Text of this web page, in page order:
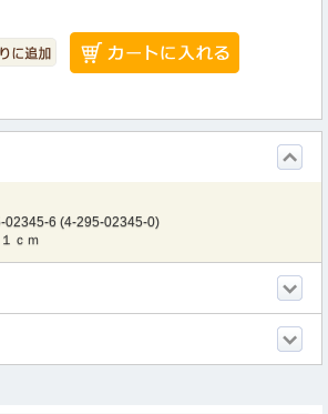
02345-6 (4-295-02345-0)
ｃｍ